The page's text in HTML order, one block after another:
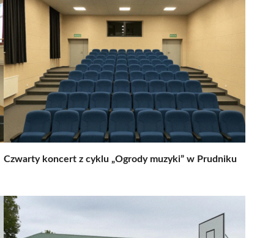
Czwarty koncert z cyklu „Ogrody muzyki” w Prudniku